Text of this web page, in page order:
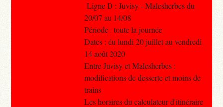
Ligne D : Juvisy - Malesherbes du
20/07 au 14/08
Période : toute la journée
Dates : du lundi 20 juillet au vendredi
14 août 2020
Entre Juvisy et Malesherbes :
modifications de desserte et moins de
trains
Les horaires du calculateur d'itinéraire